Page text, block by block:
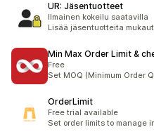
UR: Jäsentuotteet
Ilmainen kokeilu saatavilla
Lisää jäsentuotteita
Min Max Order Limit &
Free
Set MOQ (Minimum Order
OrderLimit
Free trial available
Set order limits to manage